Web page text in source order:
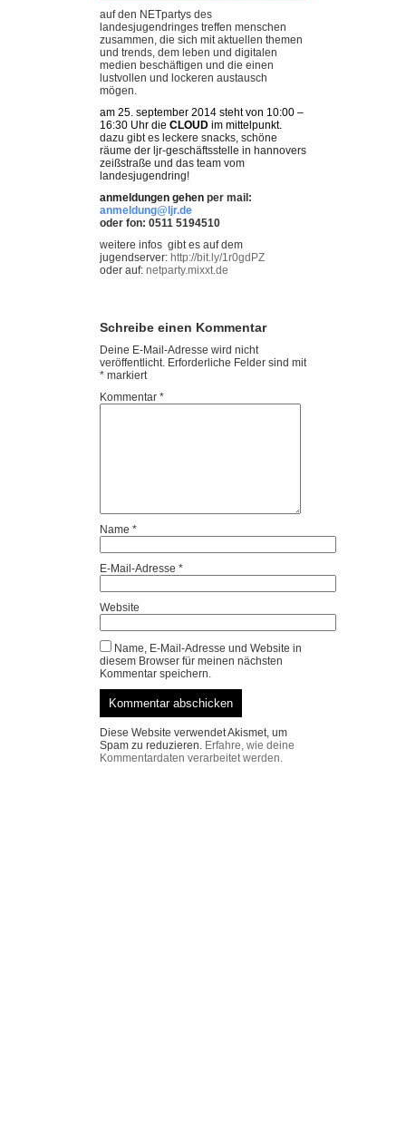
auf den NETpartys des
landesjugendringes treffen menschen
zusammen, die sich mit aktuellen themen
und trends, dem leben und digitalen
medien beschäftigen und die einen
lustvollen und lockeren austausch
mögen.
am 25. september 2014 steht von 10:00 –
16:30 Uhr die CLOUD im mittelpunkt.
dazu gibt es leckere snacks, schöne
räume der ljr-geschäftsstelle in hannovers
zeißstraße und das team vom
landesjugendring!
anmeldungen gehen per mail:
anmeldung@ljr.de
oder fon: 0511 5194510
weitere infos gibt es auf dem
jugendserver: http://bit.ly/1r0gdPZ
oder auf: netparty.mixxt.de
Schreibe einen Kommentar
Deine E-Mail-Adresse wird nicht
veröffentlicht. Erforderliche Felder sind mit
* markiert
Kommentar *
Name *
E-Mail-Adresse *
Website
Name, E-Mail-Adresse und Website in
diesem Browser für meinen nächsten
Kommentar speichern.
Diese Website verwendet Akismet, um
Spam zu reduzieren. Erfahre, wie deine
Kommentardaten verarbeitet werden.